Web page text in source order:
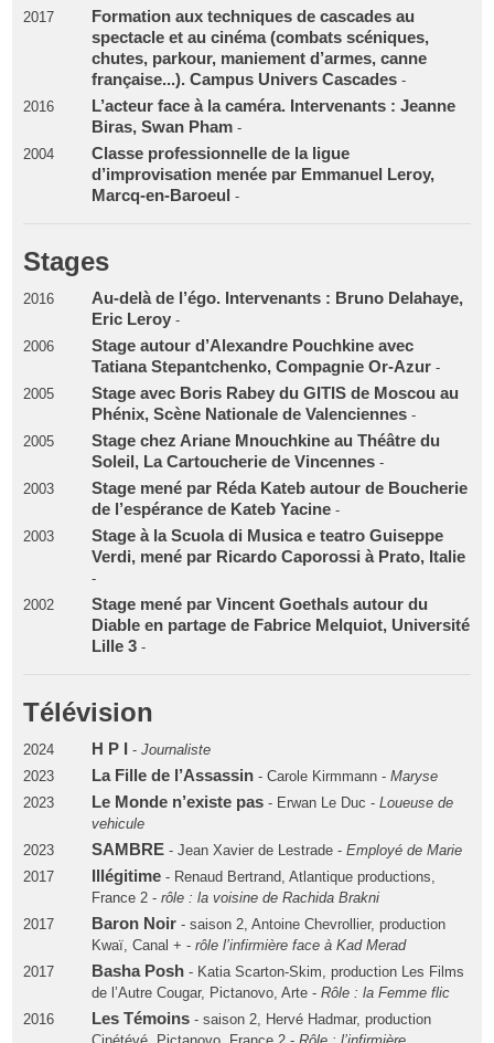
2017
Formation aux techniques de cascades au
spectacle et au cinéma (combats scéniques,
chutes, parkour, maniement d’armes, canne
française...). Campus Univers Cascades-
2016
L’acteur face à la caméra. Intervenants : Jeanne
Biras, Swan Pham -
2004
Classe professionnelle de la ligue
d’improvisation menée par Emmanuel Leroy,
Marcq-en-Baroeul -
Stages
2016
Au-delà de l’égo. Intervenants : Bruno Delahaye,
Eric Leroy -
2006
Stage autour d’Alexandre Pouchkine avec
Tatiana Stepantchenko, Compagnie Or-Azur-
2005
Stage avec Boris Rabey du GITIS de Moscou au
Phénix, Scène Nationale de Valenciennes -
2005
Stage chez Ariane Mnouchkine au Théâtre du
Soleil, La Cartoucherie de Vincennes -
2003
Stage mené par Réda Kateb autour de Boucherie
de l’espérance de Kateb Yacine -
2003
Stage à la Scuola di Musica e teatro Guiseppe
Verdi, mené par Ricardo Caporossi à Prato, Italie
-
2002
Stage mené par Vincent Goethals autour du
Diable en partage de Fabrice Melquiot, Université
Lille 3 -
Télévision
2024 H P I - Journaliste
2023
La Fille de l’Assassin- Carole Kirmmann - Maryse
2023
Le Monde n’existe pas- Erwan Le Duc - Loueuse de
vehicule
2023
SAMBRE- Jean Xavier de Lestrade - Employé de Marie
2017
Illégitime- Renaud Bertrand, Atlantique productions,
France 2 - rôle : la voisine de Rachida Brakni
2017
Baron Noir- saison 2, Antoine Chevrollier, production
Kwaï, Canal + - rôle l’infirmière face à Kad Merad
2017
Basha Posh- Katia Scarton-Skim, production Les Films
de l’Autre Cougar, Pictanovo, Arte - Rôle : la Femme flic
2016
Les Témoins- saison 2, Hervé Hadmar, production